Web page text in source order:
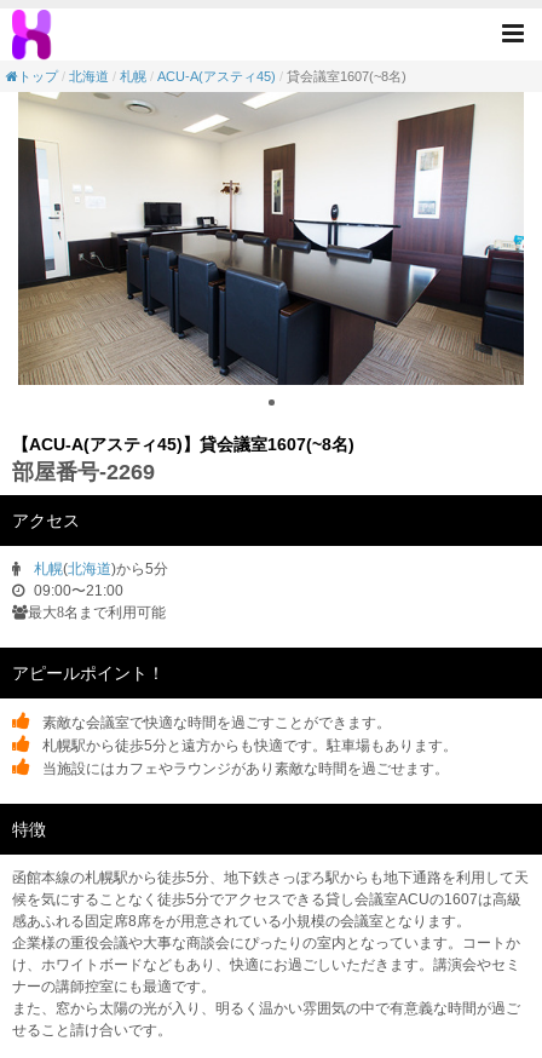
【会議室】ACU-A(アスティ45)-貸会議室
トップ
北海道 札幌 ACU-A(アスティ45) 貸会議室1607(~8名)
【ACU-A(アスティ45)】貸会議室1607(~8名)
部屋番号-2269
アクセス
札幌(北海道)から5分
09:00〜21:00
最大8名まで利用可能
アピールポイント！
素敵な会議室で快適な時間を過ごすことができます。
札幌駅から徒歩5分と遠方からも快適です。駐車場もあります。
当施設にはカフェやラウンジがあり素敵な時間を過ごせます。
特徴
函館本線の札幌駅から徒歩5分、地下鉄さっぽろ駅からも地下通路を利用して天
候を気にすることなく徒歩5分でアクセスできる貸し会議室ACUの1607は高級
感あふれる固定席8席をが用意されている小規模の会議室となります。
企業様の重役会議や大事な商談会にぴったりの室内となっています。コートか
け、ホワイトボードなどもあり、快適にお過ごしいただきます。講演会やセミ
ナーの講師控室にも最適です。
また、窓から太陽の光が入り、明るく温かい雰囲気の中で有意義な時間が過ご
せること請け合いです。